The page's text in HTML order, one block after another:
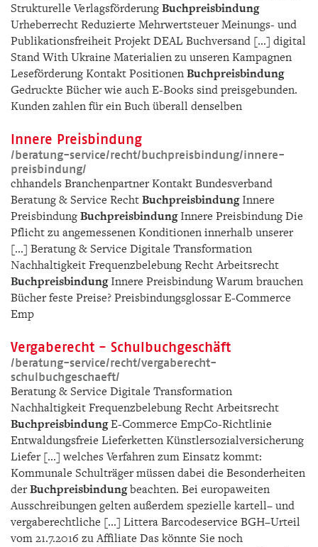
Strukturelle Verlagsförderung Buchpreisbindung
Urheberrecht Reduzierte Mehrwertsteuer Meinungs- und
Publikationsfreiheit Projekt DEAL Buchversand [...] digital
Stand With Ukraine Materialien zu unseren Kampagnen
Leseförderung Kontakt Positionen Buchpreisbindung
Gedruckte Bücher wie auch E-Books sind preisgebunden.
Kunden zahlen für ein Buch überall denselben
Innere Preisbindung
/­beratung-service/­recht/­buchpreisbindung/­innere-
preisbindung/­
chhandels Branchenpartner Kontakt Bundesverband
Beratung & Service Recht BuchpreisbindungInnere
Preisbindung BuchpreisbindungInnere Preisbindung Die
Pflicht zu angemessenen Konditionen innerhalb unserer
[...] Beratung & Service Digitale Transformation
Nachhaltigkeit Frequenzbelebung Recht Arbeitsrecht
BuchpreisbindungInnere Preisbindung Warum brauchen
Bücher feste Preise? Preisbindungsglossar E-Commerce
Emp
Vergaberecht - Schulbuchgeschäft
/­beratung-service/­recht/­vergaberecht-
schulbuchgeschaeft/­
Beratung & Service Digitale Transformation
Nachhaltigkeit Frequenzbelebung Recht Arbeitsrecht
BuchpreisbindungE-Commerce EmpCo-Richtlinie
Entwaldungsfreie Lieferketten Künstlersozialversicherung
Liefer [...] welches Verfahren zum Einsatz kommt:
Kommunale Schulträger müssen dabei die Besonderheiten
der Buchpreisbindungbeachten. Bei europaweiten
Ausschreibungen gelten außerdem spezielle kartell– und
vergaberechtliche [...] Littera Barcodeservice BGH–Urteil
vom 21.7.2016 zu Affiliate Das könnte Sie noch